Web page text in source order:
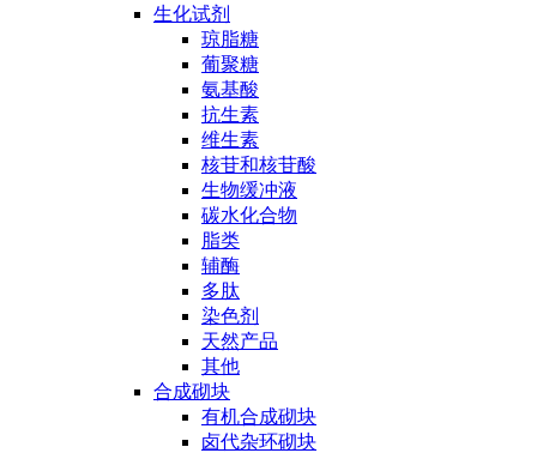
生化试剂
琼脂糖
葡聚糖
氨基酸
抗生素
维生素
核苷和核苷酸
生物缓冲液
碳水化合物
脂类
辅酶
多肽
染色剂
天然产品
其他
合成砌块
有机合成砌块
卤代杂环砌块